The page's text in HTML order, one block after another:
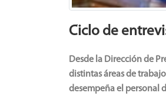
Ciclo de
Desde la Dirección de
distintas áreas de
desempeña el personal